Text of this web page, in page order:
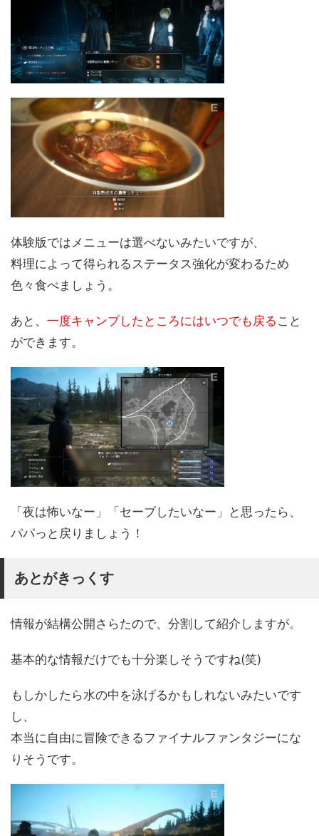
体験版ではメニューは選べないみたいですが、
料理によって得られるステータス強化が変わるため
色々食べましょう。
あと、 一度キャンプしたところにはいつでも戻る こと
ができます。
「夜は怖いなー」「セーブしたいなー」と思ったら、
パパっと戻りましょう！
あとがきっくす
情報が結構公開さらたので、分割して紹介しますが。
基本的な情報だけでも十分楽しそうですね(笑)
もしかしたら水の中を泳げるかもしれないみたいです
し、
本当に自由に冒険できるファイナルファンタジーにな
りそうです。